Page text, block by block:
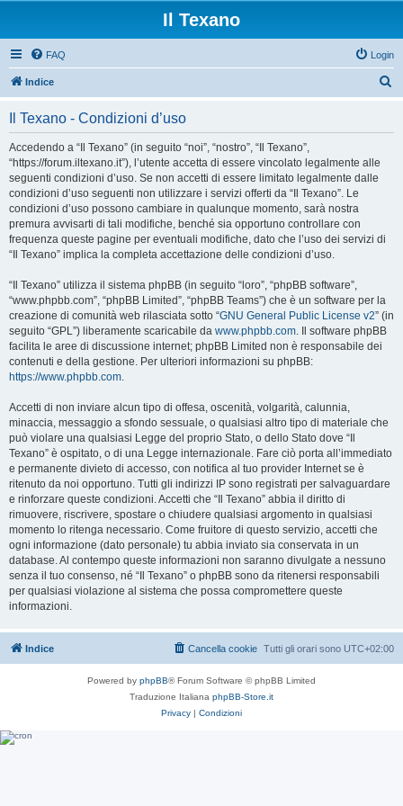
Il Texano
FAQ Login
Indice
Il Texano - Condizioni d’uso
Accedendo a “Il Texano” (in seguito “noi”, “nostro”, “Il Texano”,
“https://forum.iltexano.it”), l’utente accetta di essere vincolato legalmente alle
seguenti condizioni d’uso. Se non accetti di essere limitato legalmente dalle
condizioni d’uso seguenti non utilizzare i servizi offerti da “Il Texano”. Le
condizioni d’uso possono cambiare in qualunque momento, sarà nostra
premura avvisarti di tali modifiche, benché sia opportuno controllare con
frequenza queste pagine per eventuali modifiche, dato che l’uso dei servizi di
“Il Texano” implica la completa accettazione delle condizioni d’uso.
“Il Texano” utilizza il sistema phpBB (in seguito “loro”, “phpBB software”,
“www.phpbb.com”, “phpBB Limited”, “phpBB Teams”) che è un software per la
creazione di comunità web rilasciata sotto “GNU General Public License v2” (in
seguito “GPL”) liberamente scaricabile da www.phpbb.com. Il software phpBB
facilita le aree di discussione internet; phpBB Limited non è responsabile dei
contenuti e della gestione. Per ulteriori informazioni su phpBB:
https://www.phpbb.com.
Accetti di non inviare alcun tipo di offesa, oscenità, volgarità, calunnia,
minaccia, messaggio a sfondo sessuale, o qualsiasi altro tipo di materiale che
può violare una qualsiasi Legge del proprio Stato, o dello Stato dove “Il
Texano” è ospitato, o di una Legge internazionale. Fare ciò porta all’immediato
e permanente divieto di accesso, con notifica al tuo provider Internet se è
ritenuto da noi opportuno. Tutti gli indirizzi IP sono registrati per salvaguardare
e rinforzare queste condizioni. Accetti che “Il Texano” abbia il diritto di
rimuovere, riscrivere, spostare o chiudere qualsiasi argomento in qualsiasi
momento lo ritenga necessario. Come fruitore di questo servizio, accetti che
ogni informazione (dato personale) tu abbia inviato sia conservata in un
database. Al contempo queste informazioni non saranno divulgate a nessuno
senza il tuo consenso, né “Il Texano” o phpBB sono da ritenersi responsabili
per qualsiasi violazione al sistema che possa compromettere queste
informazioni.
Indice Tutti gli orari sono UTC+02:00
Cancella cookie
Powered by phpBB® Forum Software © phpBB Limited
Traduzione Italiana phpBB-Store.it
Privacy | Condizioni